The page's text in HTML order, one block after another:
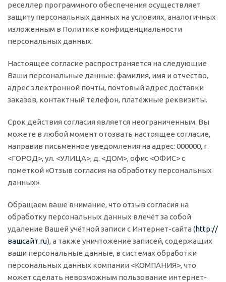
реселлер программного обеспечения осуществляет
защиту персональных данных на условиях, аналогичных
изложенным в Политике конфиденциальности
персональных данных.
Настоящее согласие распространяется на следующие
Ваши персональные данные: фамилия, имя и отчество,
адрес электронной почты, почтовый адрес доставки
заказов, контактный телефон, платёжные реквизиты.
Срок действия согласия является неограниченным. Вы
можете в любой момент отозвать настоящее согласие,
направив письменное уведомления на адрес: 000000, г.
<ГОРОД>, ул. <УЛИЦА>, д. <ДОМ>, офис <ОФИС> с
пометкой «Отзыв согласия на обработку персональных
данных».
Обращаем ваше внимание, что отзыв согласия на
обработку персональных данных влечёт за собой
удаление Вашей учётной записи с Интернет-сайта (http://
вашсайт.ru), а также уничтожение записей, содержащих
ваши персональные данные, в системах обработки
персональных данных компании <КОМПАНИЯ>, что
может сделать невозможным пользование интернет-